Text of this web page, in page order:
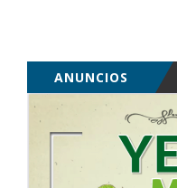
ANUNCIOS